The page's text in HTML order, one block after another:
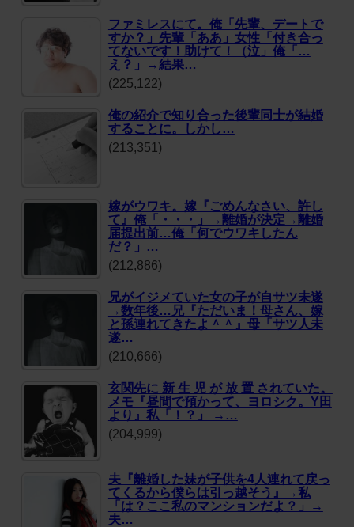
ファミレスにて。俺「先輩、デートで
すか？」先輩「ああ」女性「付き合っ
てないです！助けて！（泣」俺「…
え？」→結果…
(225,122)
俺の紹介で知り合った後輩同士が結婚
することに。しかし…
(213,351)
嫁がウワキ。嫁『ごめんなさい、許し
て』俺「・・・」→離婚が決定→離婚
届提出前…俺「何でウワキしたん
だ？」…
(212,886)
兄がイジメていた女の子が自サツ未遂
→数年後…兄『ただいま！母さん、嫁
と孫連れてきたよ＾＾』母「サツ人未
遂…
(210,666)
玄関先に 新 生 児 が 放 置 されていた。
メモ『昼間で預かって、ヨロシク。Y田
より』私「！？」 →…
(204,999)
夫『離婚した妹が子供を4人連れて戻っ
てくるから僕らは引っ越そう』→私
「は？ここ私のマンションだよ？」→
夫…